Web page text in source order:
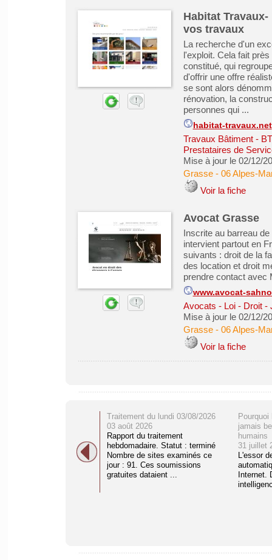
Habitat
vos travaux
La recherche d'un
l'exploit. Cela fait
constitué, qui
d'offrir une offre
se sont alors
rénovation, la
personnes qui ...
habitat-travaux.net
Travaux Bâtiment -
Prestataires de
Mise à jour le 02/12/
Grasse- 06 Alpes-
Voir la fiche
Avocat Grasse
Inscrite au barreau
intervient partout en
suivants : droit de la
des location et droit
prendre contact avec
www.avocat-
Avocats - Loi - Droit -
Mise à jour le 02/12/
Grasse- 06 Alpes-
Voir la fiche
Traitement du lundi 03/08/2026
03 août 2026
Rapport du traitement
hebdomadaire. Statut : terminé
Nombre de sites examinés ce
jour : 91. Ces soumissions
gratuites dataient ...
jamais
humains
31 juillet
L'essor
Internet.